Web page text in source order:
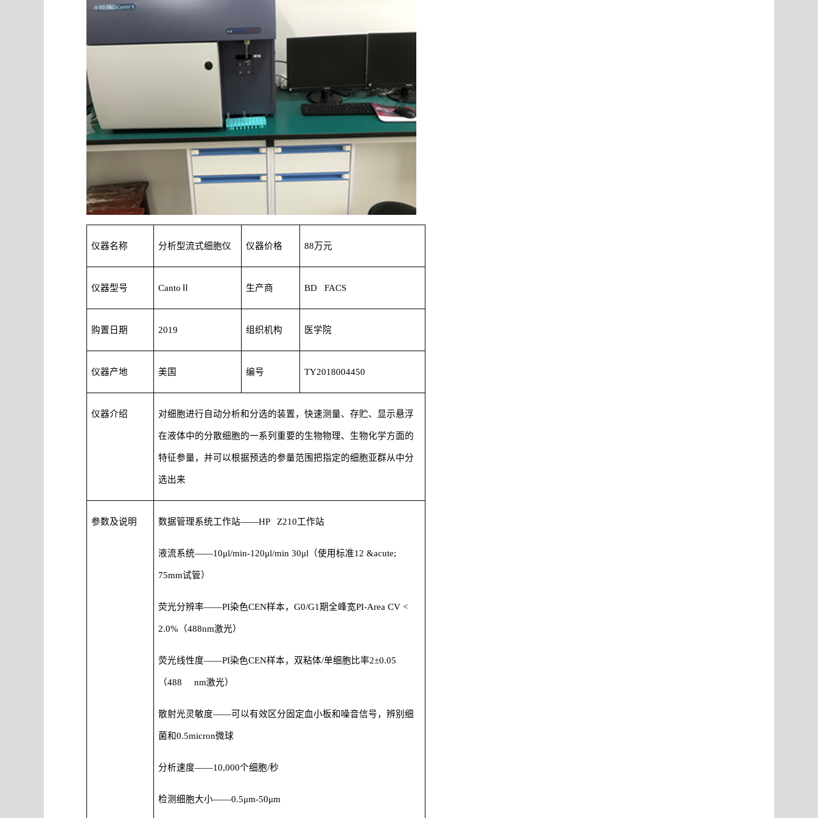
仪器名称 分析型流式细胞仪 仪器价格 88 万元
仪器型号 CantoⅡ 生产商 BD FACS
购置日期 2019 组织机构 医学院
仪器产地 美国 编号 TY2018004450
仪器介绍 对细胞进行自动分析和分选的装置，快速测量、存贮、显示悬浮
在液体中的分散细胞的一系列重要的生物物理、生物化学方面的
特征参量，并可以根据预选的参量范围把指定的细胞亚群从中分
选出来
参数及说明 数据管理系统工作站——HP Z210工作站
液流系统——10μl/min-120μl/min 30μl （使用标准12 &acute;
75mm试管）
荧光分辨率——PI染色CEN样本，G0/G1期全峰宽PI-Area CV <
2.0% （488nm激光）
荧光线性度——PI染色CEN样本，双粘体/单细胞比率2±0.05
（488 nm激光）
散射光灵敏度——可以有效区分固定血小板和噪音信号，辨别细
菌和0.5micron微球
分析速度——10,000个细胞/秒
检测细胞大小——0.5μm-50μm